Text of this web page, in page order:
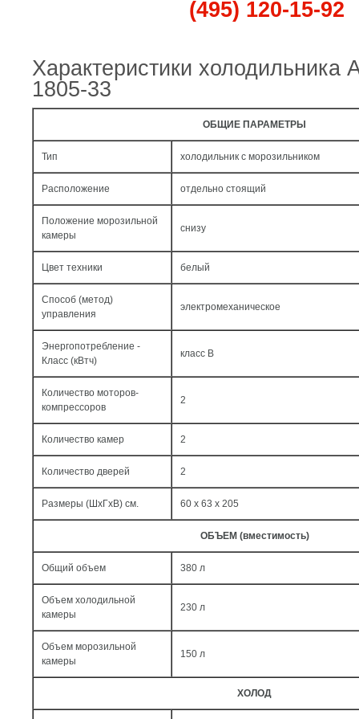
(495) 120-15-92
Характеристики холодильника
1805-33
ОБЩИЕ ПАРАМЕТРЫ
Тип холодильник с морозильником
Расположение отдельно стоящий
Положение морозильной
камеры
снизу
Цвет техники белый
Способ (метод)
управления
электромеханическое
Энергопотребление -
Класс (кВтч)
класс B
Количество моторов-
компрессоров
2
Количество камер 2
Количество дверей 2
Размеры (ШxГxВ) см. 60 x 63 x 205
ОБЪЕМ (вместимость)
Общий объем 380 л
Объем холодильной
камеры
230 л
Объем морозильной
камеры
150 л
ХОЛОД